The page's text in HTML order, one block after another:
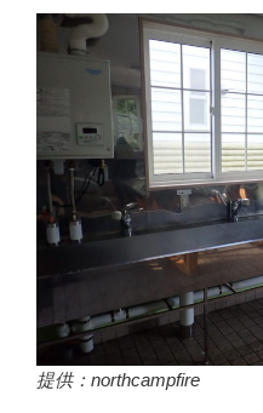
提供：northcampfire